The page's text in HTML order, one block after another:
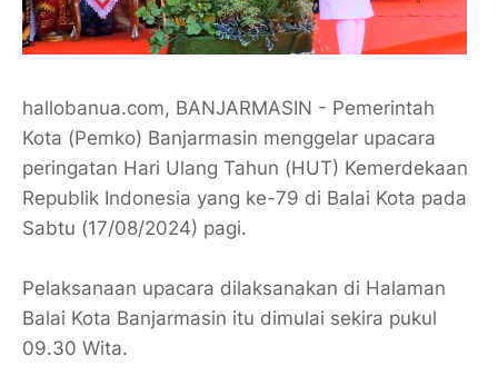
hallobanua.com, BANJARMASIN - Pemerintah
Kota (Pemko) Banjarmasin menggelar upacara
peringatan Hari Ulang Tahun (HUT) Kemerdekaan
Republik Indonesia yang ke-79 di Balai Kota pada
Sabtu (17/08/2024) pagi.
Pelaksanaan upacara dilaksanakan di Halaman
Balai Kota Banjarmasin itu dimulai sekira pukul
09.30 Wita.